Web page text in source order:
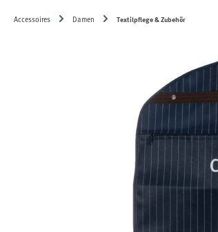
Accessoires Damen Textilpflege & Zubehör